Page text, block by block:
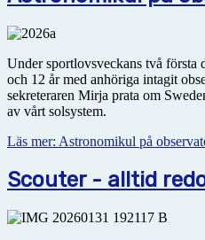
Under sportlovsveckans två första
och 12 år med anhöriga intagit
sekreteraren Mirja prata om
av vårt solsystem.
Läs mer: Astronomikul på
Scouter - alltid